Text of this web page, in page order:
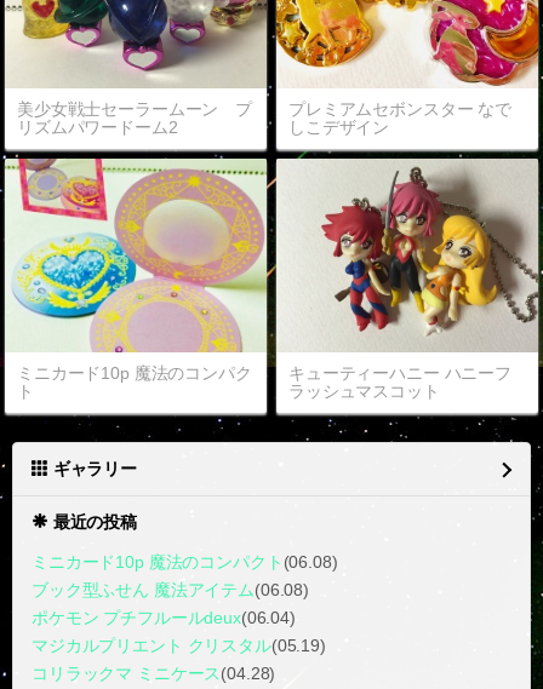
美少女戦士セーラームーン プ
リズムパワードーム2
プレミアムセボンスター なで
しこデザイン
ミニカード10p 魔法のコンパク
ト
キューティーハニー ハニーフ
ラッシュマスコット
ギャラリー
最近の投稿
ミニカード10p 魔法のコンパクト (06.08)
ブック型ふせん 魔法アイテム(06.08)
ポケモン プチフルールdeux(06.04)
マジカルプリエント クリスタル(05.19)
コリラックマ ミニケース(04.28)